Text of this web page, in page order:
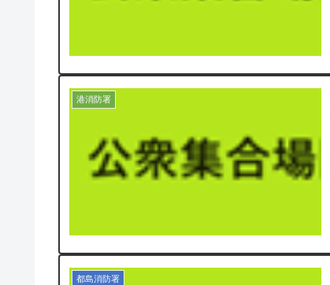
港消防署
都島消防署